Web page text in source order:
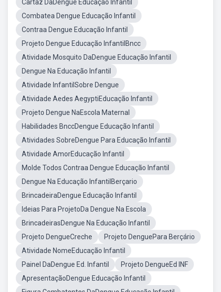
Cartaz DaDengue Educação Infantil
Combatea Dengue Educação Infantil
Contraa Dengue Educação Infantil
Projeto Dengue Educação InfantilBncc
Atividade Mosquito DaDengue Educação Infantil
Dengue Na Educação Infantil
Atividade InfantilSobre Dengue
Atividade Aedes AegyptiEducação Infantil
Projeto Dengue NaEscola Maternal
Habilidades BnccDengue Educação Infantil
Atividades SobreDengue Para Educação Infantil
Atividade AmorEducação Infantil
Molde Todos Contraa Dengue Educação Infantil
Dengue Na Educação InfantilBerçario
BrincadeiraDengue Educação Infantil
Ideias Para ProjetoDa Dengue Na Escola
BrincadeirasDengue Na Educação Infantil
Projeto DengueCreche
Projeto DenguePara Berçário
Atividade NomeEducação Infantil
Painel DaDengue Ed. Infantil
Projeto DengueEd INF
ApresentaçãoDengue Educação Infantil